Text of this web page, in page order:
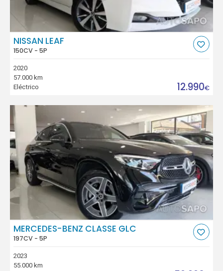
NISSAN LEAF
150CV - 5P
2020
57.000 km
Eléctrico
12.990€
MERCEDES-BENZ CLASSE GLC
197CV - 5P
2023
55.000 km